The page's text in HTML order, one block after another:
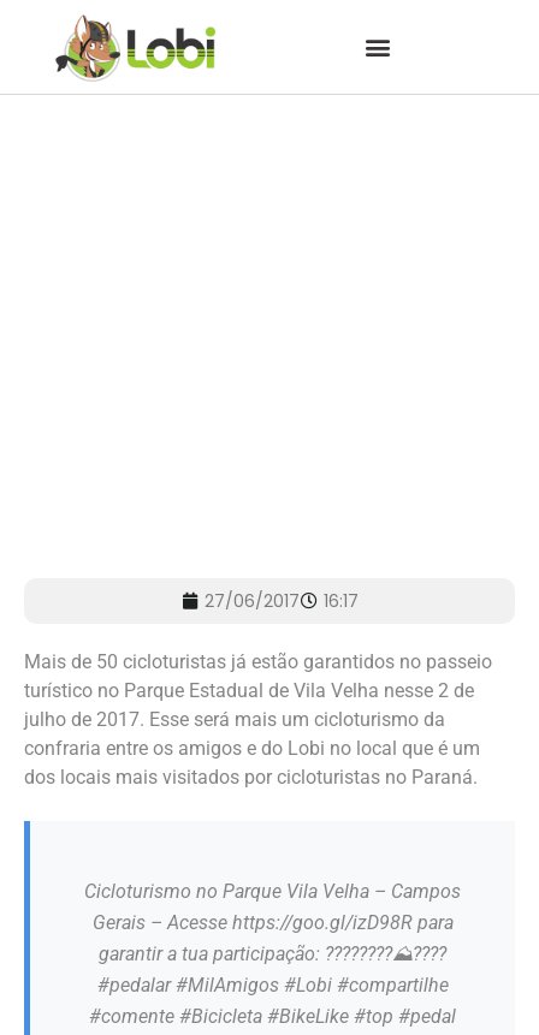
27/06/2017 16:17
Mais de 50 cicloturistas já estão garantidos no passeio
turístico no Parque Estadual de Vila Velha nesse 2 de
julho de 2017. Esse será mais um cicloturismo da
confraria entre os amigos e do Lobi no local que é um
dos locais mais visitados por cicloturistas no Paraná.
Cicloturismo no Parque Vila Velha – Campos
Gerais – Acesse https://goo.gl/izD98R para
garantir a tua participação: ????????⛰????
#pedalar #MilAmigos #Lobi #compartilhe
#comente #Bicicleta #BikeLike #top #pedal